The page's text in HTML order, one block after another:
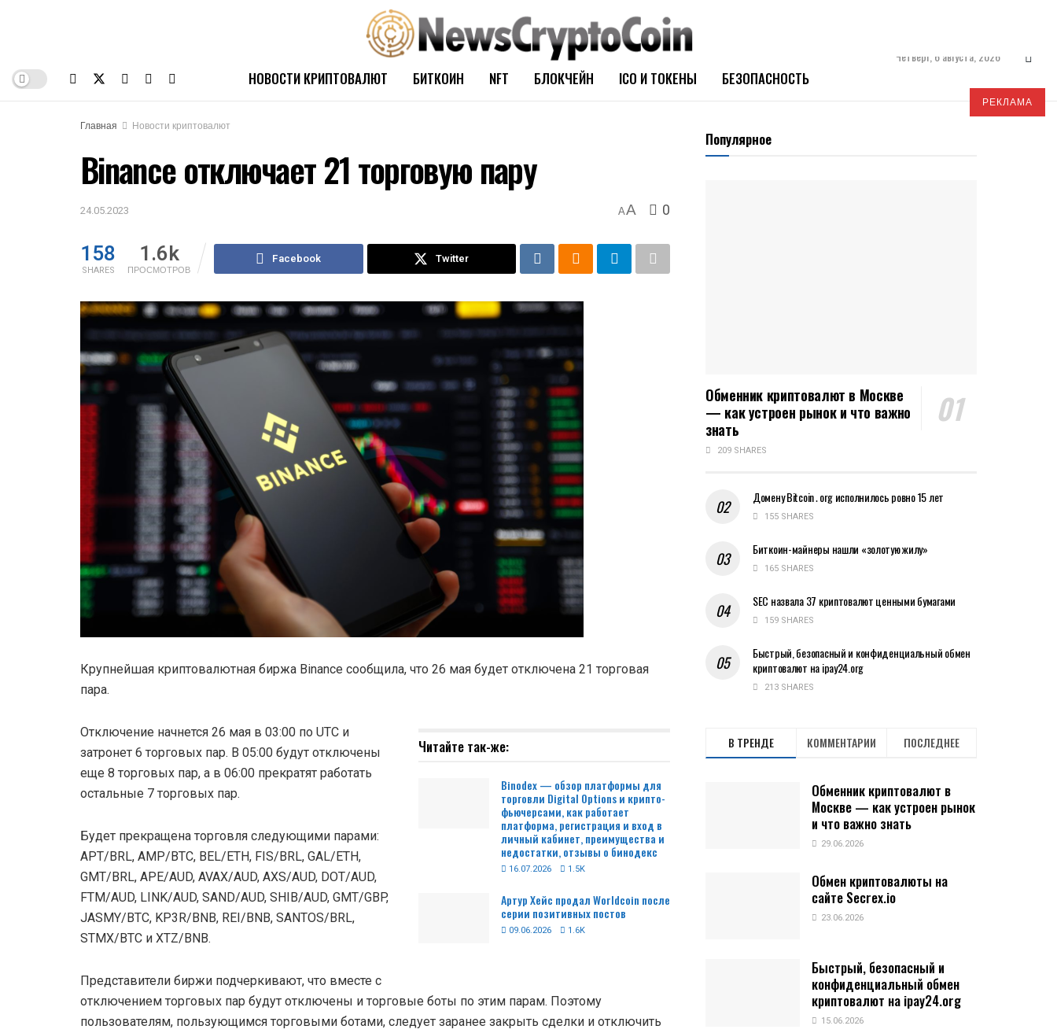
НОВОСТИ КРИПТОВАЛЮТ БИТКОИН NFT БЛОКЧЕЙН ICO И ТОКЕНЫ БЕЗОПАСНОСТЬ
Четверг, 6 августа, 2026
РЕКЛАМА
Главная
Новости криптовалют
Binance отключает 21 торговую пару
24.05.2023 AA 0
158
SHARES
1.6k
ПРОСМОТРОВ
Facebook Twitter
Крупнейшая криптовалютная биржа Binance сообщила, что 26 мая будет отключена 21 торговая
пара.
Читайте так-же:
Binodex — обзор платформы для
торговли Digital Options и крипто-
фьючерсами, как работает
платформа, регистрация и вход в
личный кабинет, преимущества и
недостатки, отзывы о бинодекс
16.07.2026 1.5K
Артур Хейс продал Worldcoin после
серии позитивных постов
09.06.2026 1.6K
Отключение начнется 26 мая в 03:00 по UTC и
затронет 6 торговых пар. В 05:00 будут отключены
еще 8 торговых пар, а в 06:00 прекратят работать
остальные 7 торговых пар.
Будет прекращена торговля следующими парами:
APT/BRL, AMP/BTC, BEL/ETH, FIS/BRL, GAL/ETH,
GMT/BRL, APE/AUD, AVAX/AUD, AXS/AUD, DOT/AUD,
FTM/AUD, LINK/AUD, SAND/AUD, SHIB/AUD, GMT/GBP,
JASMY/BTC, KP3R/BNB, REI/BNB, SANTOS/BRL,
STMX/BTC и XTZ/BNB.
Представители биржи подчеркивают, что вместе с
отключением торговых пар будут отключены и торговые боты по этим парам. Поэтому
пользователям, пользующимся торговыми ботами, следует заранее закрыть сделки и отключить
Популярное
Обменник криптовалют в Москве
— как устроен рынок и что важно
знать
209 SHARES
Домену Bitcoin․org исполнилось ровно 15 лет
155 SHARES
Биткоин-майнеры нашли «золотую жилу»
165 SHARES
SEC назвала 37 криптовалют ценными бумагами
159 SHARES
Быстрый, безопасный и конфиденциальный обмен
криптовалют на ipay24.org
213 SHARES
В ТРЕНДЕ КОММЕНТАРИИ ПОСЛЕДНЕЕ
Обменник криптовалют в
Москве — как устроен рынок
и что важно знать
29.06.2026
Обмен криптовалюты на
сайте Secrex.io
23.06.2026
Быстрый, безопасный и
конфиденциальный обмен
криптовалют на ipay24.org
15.06.2026